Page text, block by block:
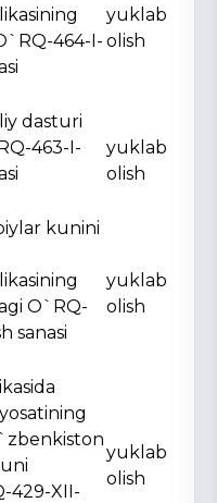
464-I-
yuklab
olish
dasturi
463-I-
yuklab
olish
kunini
O`RQ-
sanasi
yuklab
olish
429-XII-
yuklab
olish